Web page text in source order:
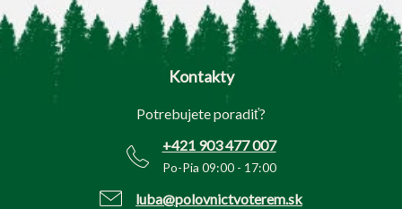
Z
Kontakty
Potrebujete poradiť?
+421 903 477 007
Po-Pia 09:00 - 17:00
luba@polovnictvoterem.sk